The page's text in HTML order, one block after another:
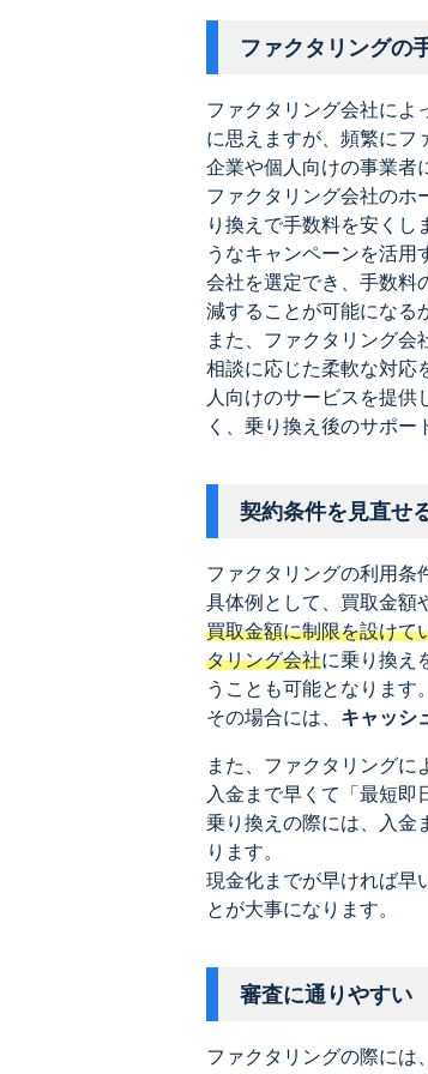
ファクタリングの
ファクタリング会社によ
に思えますが、頻繁にフ
企業や個人向けの事業者
ファクタリング会社のホ
り換えで手数料を安くし
うなキャンペーンを活
会社を選定でき、手数料
減することが可能になる
また、ファクタリング
相談に応じた柔軟な対応
人向けのサービスを提供
く、乗り換え後のサポー
契約条件を見直せ
ファクタリングの利用条
具体例として、買取金額
買取金額に制限を設けて
タリング会社に乗り換え
うことも可能となります。
その場合には、 キャッシ
また、ファクタリングに
入金まで早くて「最短即
乗り換えの際には、入金
ります。
現金化までが早ければ早
とが大事になります。
審査に通りやすい
ファクタリングの際には